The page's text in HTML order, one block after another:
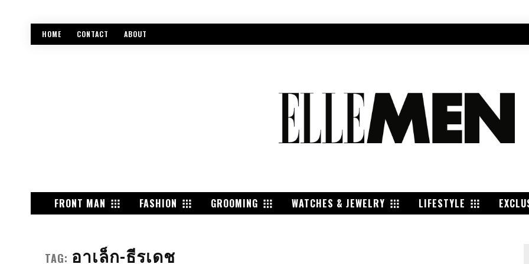
HOME CONTACT ABOUT
FRONT MAN FASHION GROOMING WATCHES & JEWELRY LIFESTYLE
TAG: อาเล็ก-ธีรเดช